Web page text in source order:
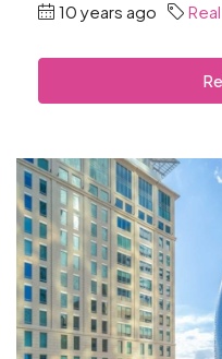
10 years ago